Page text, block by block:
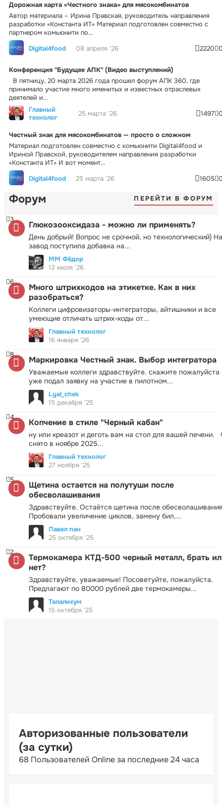
Дорожная карта «Честного знака» для мясокомбинатов
Автор материала – Ирина Правская, руководитель направления
разработки «Константа ИТ» Материал подготовлен совместно с
партнером комьюнити по...
Digital4food
08 апреля '26 2220
Конференция "Будущее АПК" (Видео выступлений)
В пятницу, 20 марта 2026 года прошел форум АПК 360, где
принимало участие много именитых и известных отраслевых
деятелей и...
Главный
технолог
25 марта '26 1497
Честный знак для мясокомбинатов — просто о сложном
Материал подготовлен совместно с комьюнити Digital4food и
Ириной Правской, руководителем направления разработки
«Константа ИТ» И вот момент...
Digital4food
25 марта '26 1605
Форум ПЕРЕЙТИ В ФОРУМ
Глюкозооксидаза - можно ли применять?
День добрый! Вопрос не срочной, но технологический) На
завод поступила добавка на...
3
ММ Фёдор
13 июля '26
Много штрихкодов на этикетке. Как в них
разобраться?
Коллеги цифровизаторы-интеграторы, айтишники и все
умеющие отличать штрих-коды от...
6
Главный технолог
16 января '26
Маркировка Честный знак. Выбор интегратора
Уважаемые коллеги здравствуйте. скажите пожалуйста
уже подал заявку на участие в пилотном...
8
Lyal_chek
15 декабря '25
Копчение в стиле "Черный кабан"
ну или креазот и деготь вам на стол для вашей печени.
снято в ноябре 2025...
4
Главный технолог
27 ноября '25
Щетина остается на полутуши после
обесволашивания
Здравствуйте. Остаётся щетина после
Пробовали увеличение циклов, замену бил,...
5
Павел пан
25 октября '25
Термокамера КТД-500 черный металл, брать
нет?
Здравствуйте, уважаемые! Посоветуйте, пожалуйста.
Предлагают по 80000 рублей две термокамеры...
2
Талалихум
15 октября '25
Авторизованные пользователи
(за сутки)
68 Пользователей Online за последние 24 часа